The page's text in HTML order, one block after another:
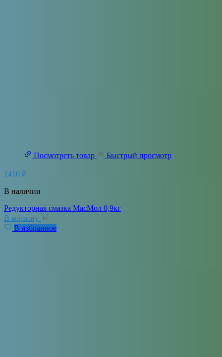
Посмотреть товар Быстрый просмотр
1410 ₽
В наличии
Редукторная смазка МасМол 0,9кг
В корзину
В избранное